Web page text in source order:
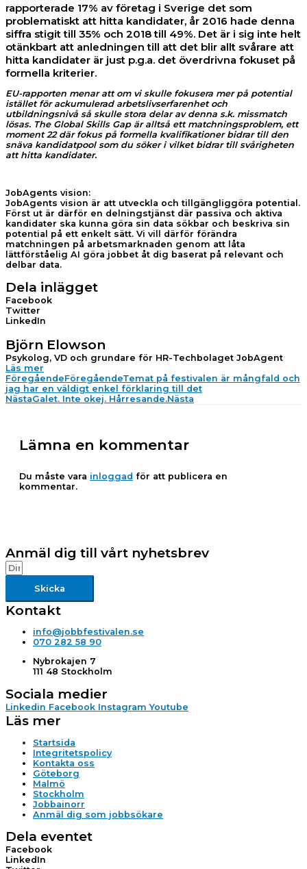
rapporterade 17% av företag i Sverige det som
problematiskt att hitta kandidater, år 2016 hade denna
siffra stigit till 35% och 2018 till 49%. Det är i sig inte helt
otänkbart att anledningen till att det blir allt svårare att
hitta kandidater är just p.g.a. det överdrivna fokuset på
formella kriterier.
EU-rapporten menar att om vi skulle fokusera mer på potential
istället för ackumulerad arbetslivserfarenhet och
utbildningsnivå så skulle stora delar av denna s.k. missmatch
lösas. The Global Skills Gap är alltså ett matchningsproblem, ett
moment 22 där fokus på formella kvalifikationer bidrar till den
snäva kandidatpool som du söker i vilket bidrar till svårigheten
att hitta kandidater.
JobAgents vision:
JobAgents vision är att utveckla och tillgängliggöra potential.
Först ut är därför en delningstjänst där passiva och aktiva
kandidater ska kunna göra sin data sökbar och beskriva sin
potential på ett enkelt sätt. Vi vill därför förändra
matchningen på arbetsmarknaden genom att låta
lättförståelig AI göra jobbet åt dig baserat på relevant och
delbar data.
Dela inlägget
Facebook
Twitter
LinkedIn
Björn Elowson
Psykolog, VD och grundare för HR-Techbolaget JobAgent
Läs mer
FöregåendeFöregåendeTemat på festivalen är mångfald och
jag har en väldigt enkel förklaring till det
NästaGalet. Inte okej. Hårresande.Nästa
Lämna en kommentar
Du måste vara inloggad för att publicera en
kommentar.
Anmäl dig till vårt nyhetsbrev
Skicka
Kontakt
info@jobbfestivalen.se
070 282 58 90
Nybrokajen 7
111 48 Stockholm
Sociala medier
Linkedin Facebook Instagram Youtube
Läs mer
Startsida
Integritetspolicy
Kontakta oss
Göteborg
Malmö
Stockholm
Jobbainorr
Anmäl dig som jobbsökare
Dela eventet
Facebook
LinkedIn